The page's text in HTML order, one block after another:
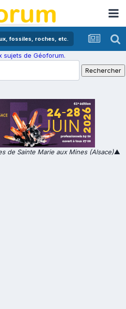
fossiles, roches, etc.
sujets de Géoforum.
de Sainte Marie aux Mines (Alsace)▲